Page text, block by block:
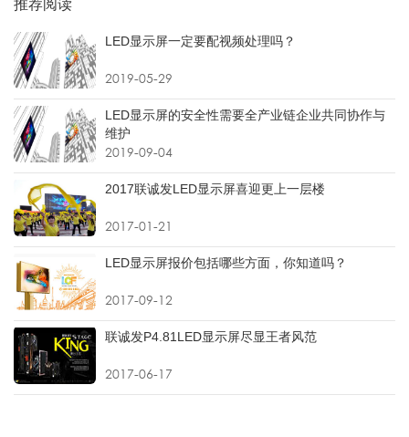
推荐阅读
LED显示屏一定要配视频处理吗？
2019-05-29
LED显示屏的安全性需要全产业链企业共同协作与
维护
2019-09-04
2017联诚发LED显示屏喜迎更上一层楼
2017-01-21
LED显示屏报价包括哪些方面，你知道吗？
2017-09-12
联诚发P4.81LED显示屏尽显王者风范
2017-06-17